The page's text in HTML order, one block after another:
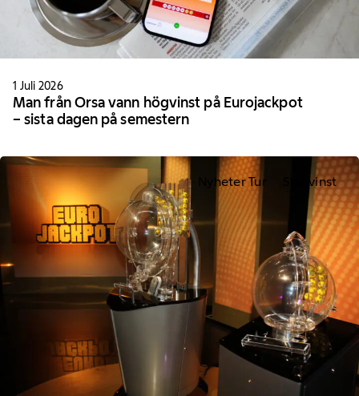
1 Juli 2026
Man från Orsa vann högvinst på Eurojackpot
– sista dagen på semestern
Nyheter Tur Storvinst